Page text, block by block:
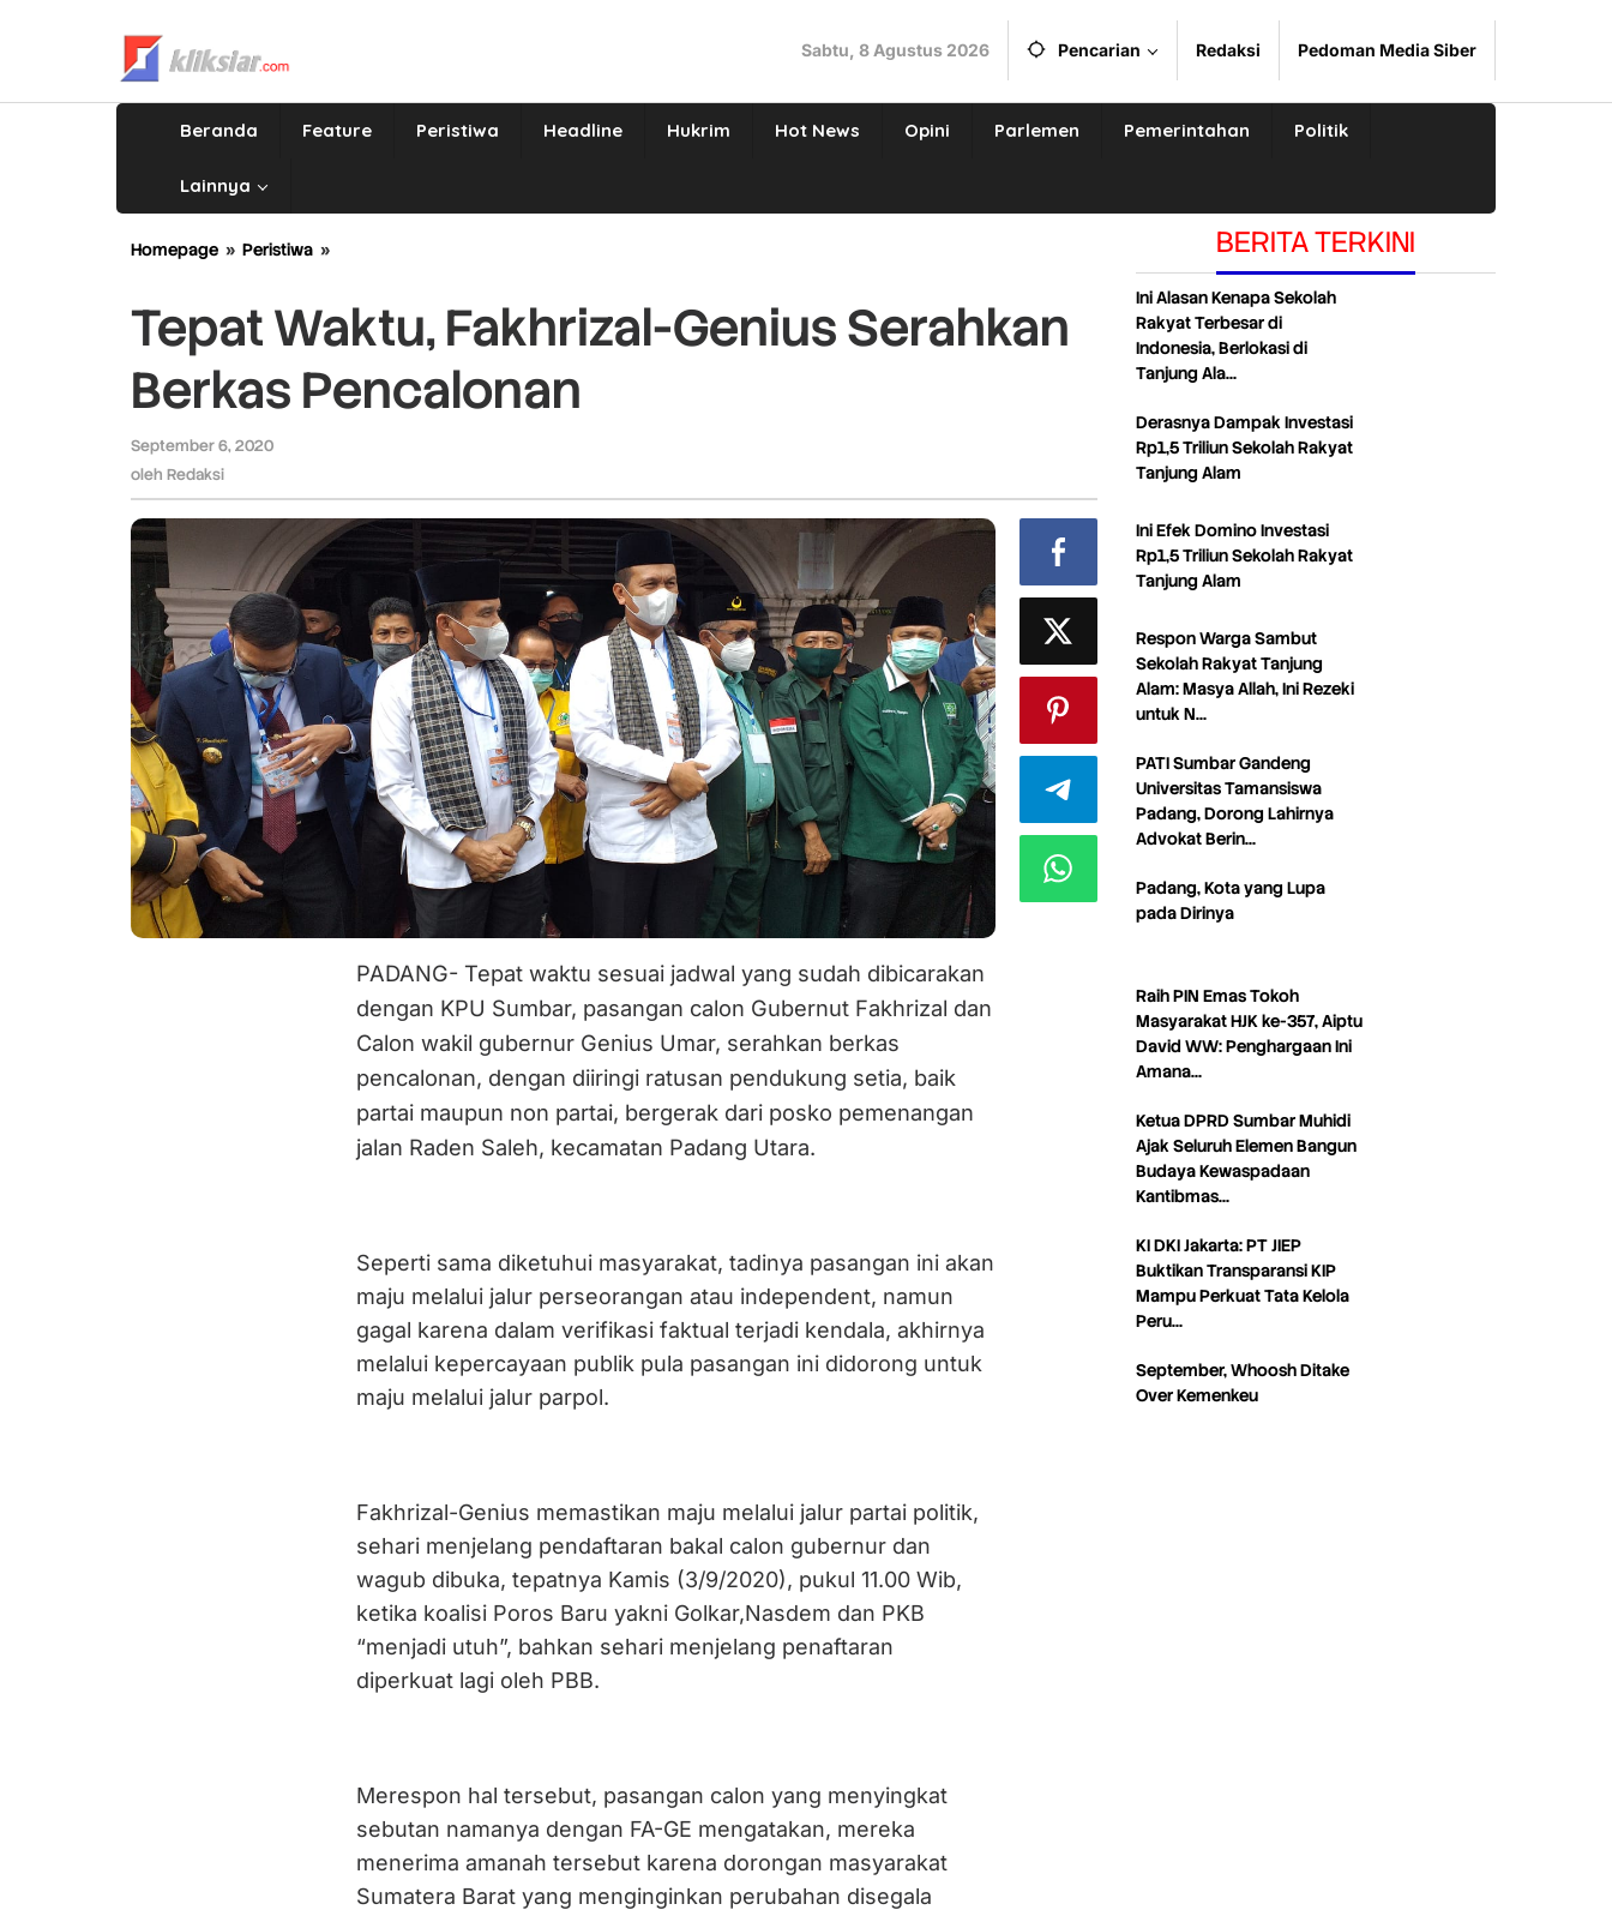
Sabtu, 8 Agustus 2026 Pencarian Redaksi Pedoman Media Siber
Beranda Feature Peristiwa Headline Hukrim Hot News Opini Parlemen Pemerintahan Politik
Lainnya
Homepage » Peristiwa »
Genius
Serahkan
Berkas
Pencalonan
Tepat Waktu, Fakhrizal-Genius Serahkan
Berkas Pencalonan
September 6, 2020
oleh Redaksi
PADANG- Tepat waktu sesuai jadwal yang sudah dibicarakan
dengan KPU Sumbar, pasangan calon Gubernut Fakhrizal dan
Calon wakil gubernur Genius Umar, serahkan berkas
pencalonan, dengan diiringi ratusan pendukung setia, baik
partai maupun non partai, bergerak dari posko pemenangan
jalan Raden Saleh, kecamatan Padang Utara.
Seperti sama diketuhui masyarakat, tadinya pasangan ini akan
maju melalui jalur perseorangan atau independent, namun
gagal karena dalam verifikasi faktual terjadi kendala, akhirnya
melalui kepercayaan publik pula pasangan ini didorong untuk
maju melalui jalur parpol.
Fakhrizal-Genius memastikan maju melalui jalur partai politik,
sehari menjelang pendaftaran bakal calon gubernur dan
wagub dibuka, tepatnya Kamis (3/9/2020), pukul 11.00 Wib,
ketika koalisi Poros Baru yakni Golkar,Nasdem dan PKB
“menjadi utuh”, bahkan sehari menjelang penaftaran
diperkuat lagi oleh PBB.
Merespon hal tersebut, pasangan calon yang menyingkat
sebutan namanya dengan FA-GE mengatakan, mereka
menerima amanah tersebut karena dorongan masyarakat
Sumatera Barat yang menginginkan perubahan disegala
BERITA TERKINI
Ini Alasan Kenapa Sekolah
Rakyat Terbesar di
Indonesia, Berlokasi di
Tanjung Ala…
Derasnya Dampak Investasi
Rp1,5 Triliun Sekolah Rakyat
Tanjung Alam
Ini Efek Domino Investasi
Rp1,5 Triliun Sekolah Rakyat
Tanjung Alam
Respon Warga Sambut
Sekolah Rakyat Tanjung
Alam: Masya Allah, Ini Rezeki
untuk N…
PATI Sumbar Gandeng
Universitas Tamansiswa
Padang, Dorong Lahirnya
Advokat Berin…
Padang, Kota yang Lupa
pada Dirinya
Raih PIN Emas Tokoh
Masyarakat HJK ke-357, Aiptu
David WW: Penghargaan Ini
Amana…
Ketua DPRD Sumbar Muhidi
Ajak Seluruh Elemen Bangun
Budaya Kewaspadaan
Kantibmas…
KI DKI Jakarta: PT JIEP
Buktikan Transparansi KIP
Mampu Perkuat Tata Kelola
Peru…
September, Whoosh Ditake
Over Kemenkeu